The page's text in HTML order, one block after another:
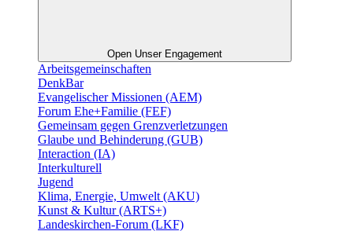
Open Unser Engagement
Arbeitsgemeinschaften
DenkBar
Evangelischer Missionen (AEM)
Forum Ehe+Familie (FEF)
Gemeinsam gegen Grenzverletzungen
Glaube und Behinderung (GUB)
Interaction (IA)
Interkulturell
Jugend
Klima, Energie, Umwelt (AKU)
Kunst & Kultur (ARTS+)
Landeskirchen-Forum (LKF)